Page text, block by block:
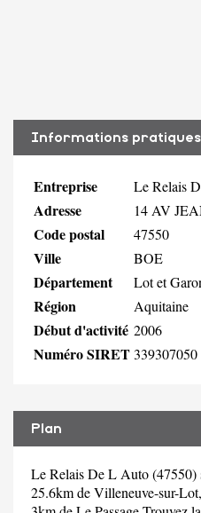
Informations pratiques
Entreprise Le Relais
Adresse 14 AV
Code postal 47550
Ville BOE
Département Lot et
Région Aquitaine
Début d'activité 2006
Numéro SIRET339307050
Plan
Le Relais De L Auto (47550)
25.6km de Villeneuve-sur-